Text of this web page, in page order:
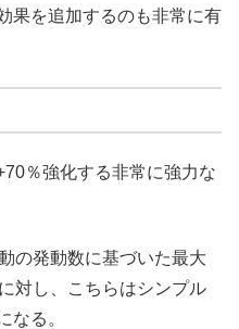
果を追加するのも非常に有
％強化する非常に強力な
の発動数に基づいた最大
対し、こちらはシンプル
なる。